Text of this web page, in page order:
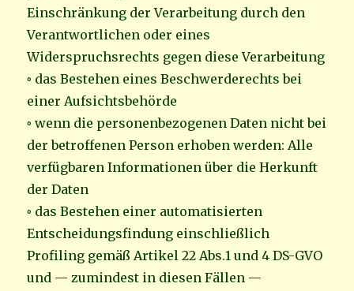
Einschränkung der Verarbeitung durch den
Verantwortlichen oder eines
Widerspruchsrechts gegen diese Verarbeitung
◦ das Bestehen eines Beschwerderechts bei
einer Aufsichtsbehörde
◦ wenn die personenbezogenen Daten nicht bei
der betroffenen Person erhoben werden: Alle
verfügbaren Informationen über die Herkunft
der Daten
◦ das Bestehen einer automatisierten
Entscheidungsfindung einschließlich
Profiling gemäß Artikel 22 Abs.1 und 4 DS-GVO
und — zumindest in diesen Fällen —